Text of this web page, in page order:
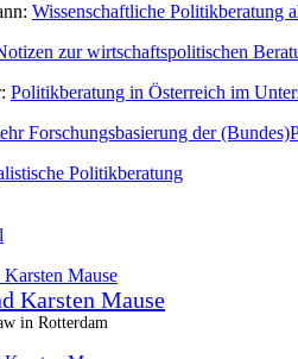
Wissenschaftliche Politikberatung
zur wirtschaftspolitischen
Politikberatung in Österreich im
Forschungsbasierung der
Politikberatung
Karsten Mause
in Rotterdam